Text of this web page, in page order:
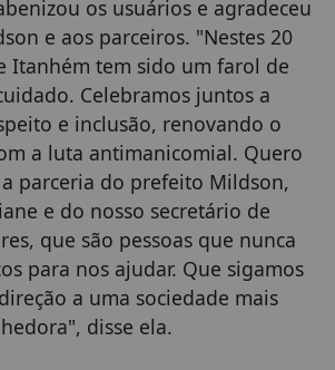
os usuários e agradeceu
e aos parceiros. "Nestes 20
Itanhém tem sido um farol de
Celebramos juntos a
e inclusão, renovando o
a luta antimanicomial. Quero
parceria do prefeito Mildson,
e do nosso secretário de
que são pessoas que nunca
para nos ajudar. Que sigamos
a uma sociedade mais
disse ela.